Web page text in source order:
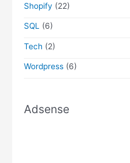
Shopify (22)
SQL (6)
Tech (2)
Wordpress (6)
Adsense